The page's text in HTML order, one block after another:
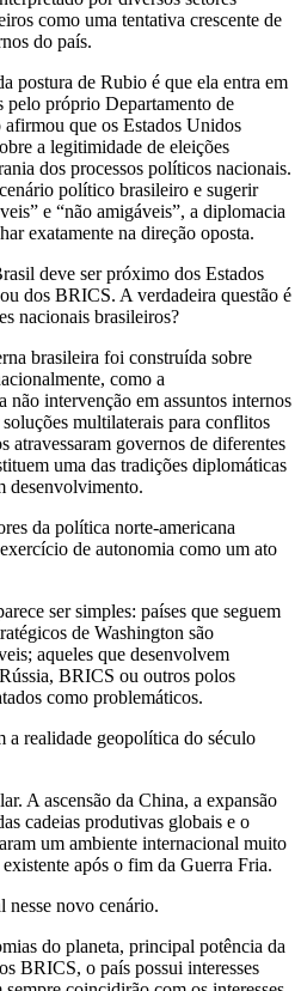
como uma tentativa crescente de
do país.
postura de Rubio é que ela entra em
pelo próprio Departamento de
que os Estados Unidos
a legitimidade de eleições
dos processos políticos nacionais.
político brasileiro e sugerir
e “não amigáveis”, a diplomacia
exatamente na direção oposta.
deve ser próximo dos Estados
dos BRICS. A verdadeira questão é
nacionais brasileiros?
brasileira foi construída sobre
como a
não intervenção em assuntos internos
multilaterais para conflitos
atravessaram governos de diferentes
uma das tradições diplomáticas
desenvolvimento.
da política norte-americana
de autonomia como um ato
ser simples: países que seguem
de Washington são
aqueles que desenvolvem
BRICS ou outros polos
como problemáticos.
a realidade geopolítica do século
A ascensão da China, a expansão
cadeias produtivas globais e o
um ambiente internacional muito
após o fim da Guerra Fria.
nesse novo cenário.
do planeta, principal potência da
BRICS, o país possui interesses